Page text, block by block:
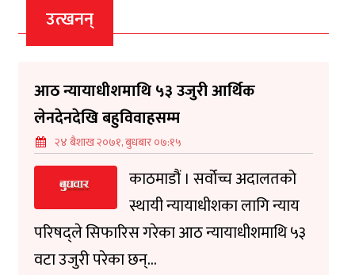
उत्खनन्
आठ न्यायाधीशमाथि ५३ उजुरी आर्थिक
लेनदेनदेखि बहुविवाहसम्म
२४ बैशाख २०७१, बुधबार ०७:१५
काठमाडौं । सर्वोच्च अदालतको
स्थायी न्यायाधीशका लागि न्याय
परिषद्ले सिफारिस गरेका आठ न्यायाधीशमाथि ५३
वटा उजुरी परेका छन्...